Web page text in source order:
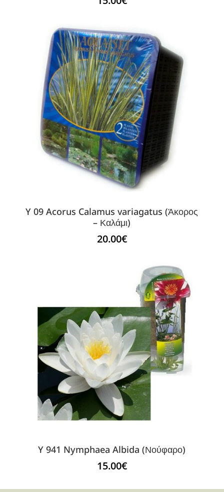
Y 09 Acorus Calamus variagatus (Άκορος
– Καλάμι)
20.00€
Y 941 Nymphaea Albida (Νούφαρο)
15.00€